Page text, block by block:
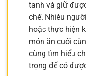
tanh và giữ
chế. Nhiều
hoặc thực hiện
món ăn cuối
cùng tìm hiểu
trọng để có